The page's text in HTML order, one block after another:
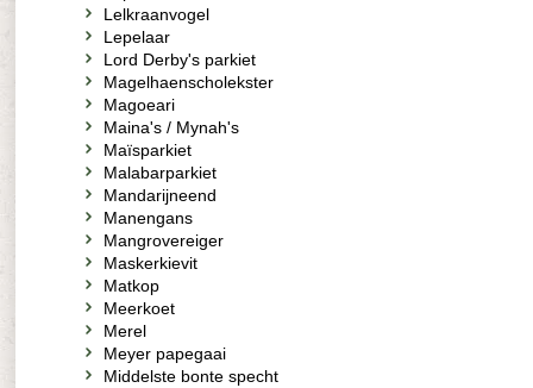
Lelkraanvogel
Lepelaar
Lord Derby's parkiet
Magelhaenscholekster
Magoeari
Maina's / Mynah's
Maïsparkiet
Malabarparkiet
Mandarijneend
Manengans
Mangrovereiger
Maskerkievit
Matkop
Meerkoet
Merel
Meyer papegaai
Middelste bonte specht